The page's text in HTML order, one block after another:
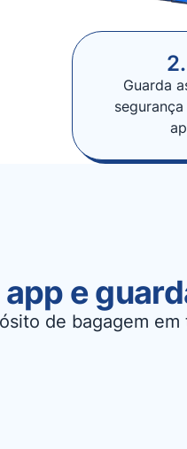
Guarda
e
de bagagem